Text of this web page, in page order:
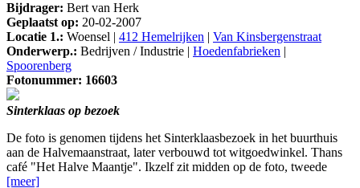
Bijdrager: Bert van Herk
Geplaatst op: 20-02-2007
Locatie 1.: Woensel | 412 Hemelrijken | Van Kinsbergenstraat
Onderwerp.: Bedrijven / Industrie | Hoedenfabrieken |
Spoorenberg
Fotonummer: 16603
Sinterklaas op bezoek
De foto is genomen tijdens het Sinterklaasbezoek in het buurthuis
aan de Halvemaanstraat, later verbouwd tot witgoedwinkel. Thans
café "Het Halve Maantje". Ikzelf zit midden op de foto, tweede
[meer]